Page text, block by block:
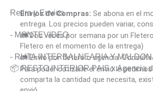
Retiro y Envios
Envíos de Compras: Se abona en el
entrega. Los precios pueden variar,
- MONTEVIDEO
🚛 Dos veces por semana por un
Fletero en el momento de la entrega)
- RUTA INTERBALNEARIA Y
🚛 Envió por fletero o agencia.
📦 RESTO INTERIOR PAIS x Agencia
Para poder cotizarle el envió le
comparta la cantidad que necesita,